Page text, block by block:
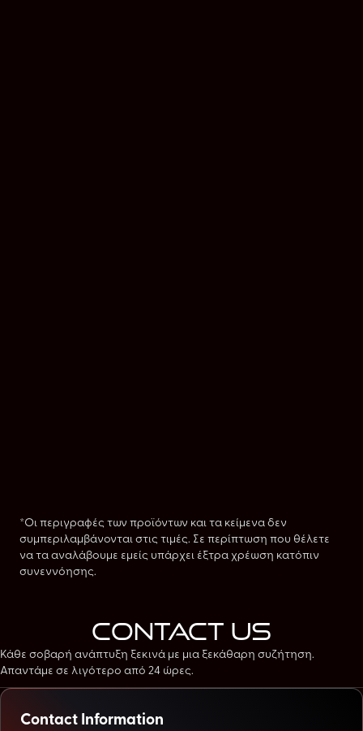
*Οι περιγραφές των προϊόντων και τα κείμενα δεν
συμπεριλαμβάνονται στις τιμές. Σε περίπτωση που θέλετε
να τα αναλάβουμε εμείς υπάρχει έξτρα χρέωση κατόπιν
συνεννόησης.
contact us
Κάθε σοβαρή ανάπτυξη ξεκινά με μια ξεκάθαρη συζήτηση.
Απαντάμε σε λιγότερο από 24 ώρες.
Contact Information